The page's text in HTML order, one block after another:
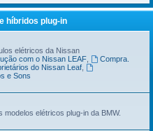
híbridos plug-in
elétricos da Nissan
com o Nissan LEAF,
Compra.
do Nissan Leaf,
e Sons
elétricos plug-in da BMW.